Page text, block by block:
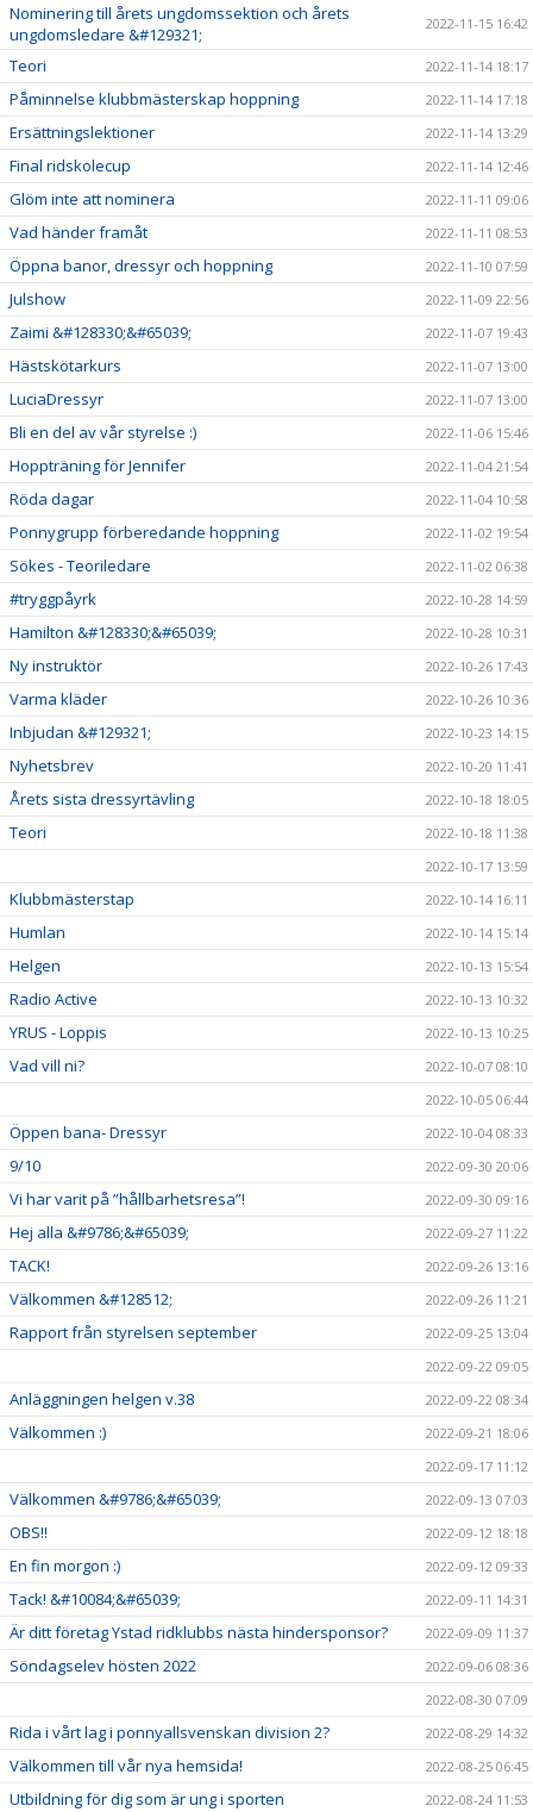
Nominering till årets ungdomssektion och årets
ungdomsledare &#129321;
2022-11-15 16:42
Teori 2022-11-14 18:17
Påminnelse klubbmästerskap hoppning 2022-11-14 17:18
Ersättningslektioner 2022-11-14 13:29
Final ridskolecup 2022-11-14 12:46
Glöm inte att nominera 2022-11-11 09:06
Vad händer framåt 2022-11-11 08:53
Öppna banor, dressyr och hoppning 2022-11-10 07:59
Julshow 2022-11-09 22:56
Zaimi &#128330;&#65039; 2022-11-07 19:43
Hästskötarkurs 2022-11-07 13:00
LuciaDressyr 2022-11-07 13:00
Bli en del av vår styrelse :) 2022-11-06 15:46
Hoppträning för Jennifer 2022-11-04 21:54
Röda dagar 2022-11-04 10:58
Ponnygrupp förberedande hoppning 2022-11-02 19:54
Sökes - Teoriledare 2022-11-02 06:38
#tryggpåyrk 2022-10-28 14:59
Hamilton &#128330;&#65039; 2022-10-28 10:31
Ny instruktör 2022-10-26 17:43
Varma kläder 2022-10-26 10:36
Inbjudan &#129321; 2022-10-23 14:15
Nyhetsbrev 2022-10-20 11:41
Årets sista dressyrtävling 2022-10-18 18:05
Teori
2022-10-18 11:38
2022-10-17 13:59
Klubbmästerstap 2022-10-14 16:11
Humlan 2022-10-14 15:14
Helgen 2022-10-13 15:54
Radio Active 2022-10-13 10:32
YRUS - Loppis 2022-10-13 10:25
Vad vill ni?
2022-10-07 08:10
2022-10-05 06:44
Öppen bana- Dressyr 2022-10-04 08:33
9/10 2022-09-30 20:06
Vi har varit på ”hållbarhetsresa”! 2022-09-30 09:16
Hej alla &#9786;&#65039; 2022-09-27 11:22
TACK! 2022-09-26 13:16
Välkommen &#128512; 2022-09-26 11:21
Rapport från styrelsen september
2022-09-25 13:04
2022-09-22 09:05
Anläggningen helgen v.38 2022-09-22 08:34
Välkommen :)
2022-09-21 18:06
2022-09-17 11:12
Välkommen &#9786;&#65039; 2022-09-13 07:03
OBS!! 2022-09-12 18:18
En fin morgon :) 2022-09-12 09:33
Tack! &#10084;&#65039; 2022-09-11 14:31
Är ditt företag Ystad ridklubbs nästa hindersponsor? 2022-09-09 11:37
Söndagselev hösten 2022
2022-09-06 08:36
2022-08-30 07:09
Rida i vårt lag i ponnyallsvenskan division 2? 2022-08-29 14:32
Välkommen till vår nya hemsida! 2022-08-25 06:45
Utbildning för dig som är ung i sporten 2022-08-24 11:53